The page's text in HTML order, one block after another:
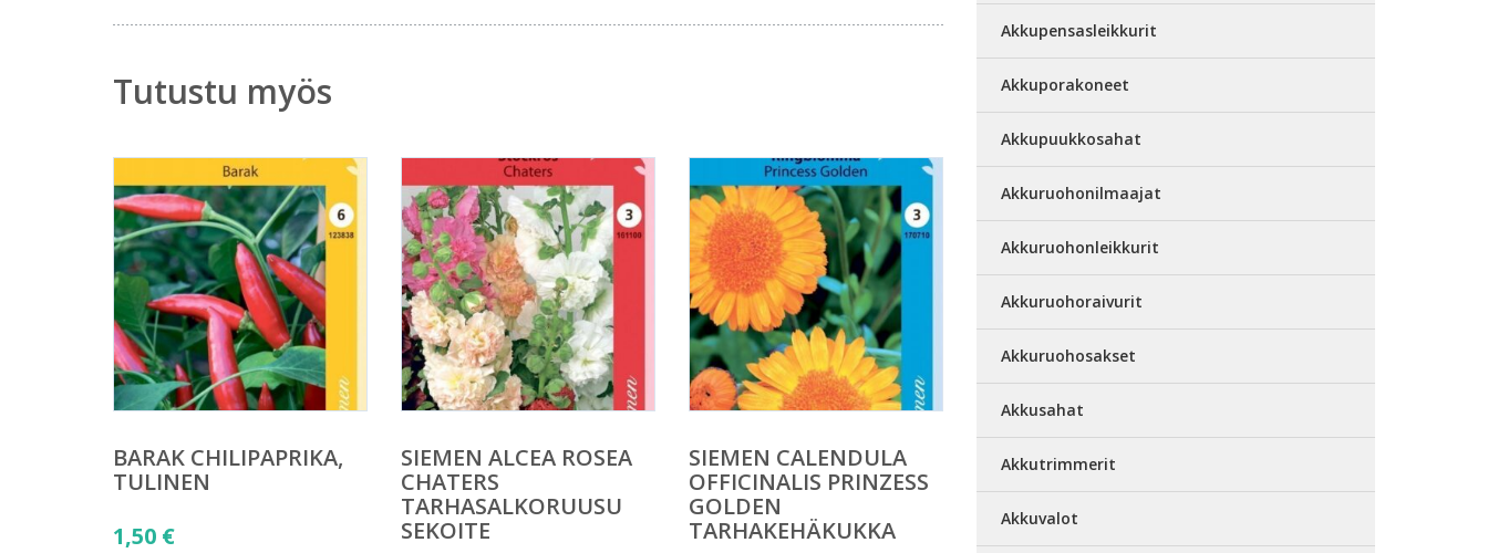
Tutustu myös
BARAK CHILIPAPRIKA,
TULINEN
1,50 €
SIEMEN ALCEA ROSEA
CHATERS
TARHASALKORUUSU
SEKOITE
SIEMEN CALENDULA
OFFICINALIS PRINZESS
GOLDEN
TARHAKEHÄKUKKA
Akkupensasleikkurit
Akkuporakoneet
Akkupuukkosahat
Akkuruohonilmaajat
Akkuruohonleikkurit
Akkuruohoraivurit
Akkuruohosakset
Akkusahat
Akkutrimmerit
Akkuvalot